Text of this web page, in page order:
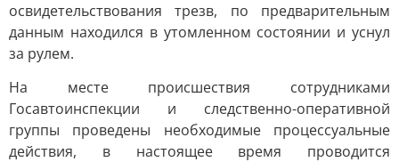
освидетельствования трезв, по предварительным
данным находился в утомленном состоянии и уснул
за рулем.
На месте происшествия сотрудниками
Госавтоинспекции и следственно-оперативной
группы проведены необходимые процессуальные
действия, в настоящее время проводится